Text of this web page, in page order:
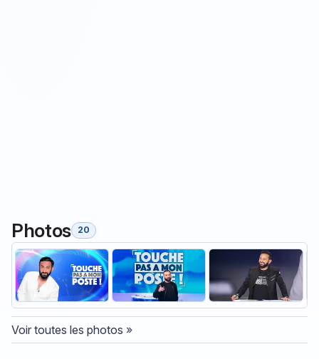
Photos 20
Voir toutes les photos »